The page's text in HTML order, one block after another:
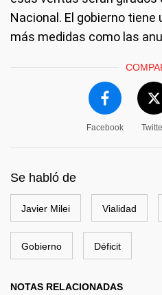
Nacional. El gobierno tiene
más medidas como las
Facebook
Se habló de
Javier Milei Vialidad
Gobierno Déficit
NOTAS RELACIONADAS